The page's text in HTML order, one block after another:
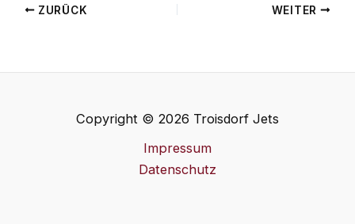
ZURÜCK WEITER
Copyright © 2026 Troisdorf Jets
Impressum
Datenschutz